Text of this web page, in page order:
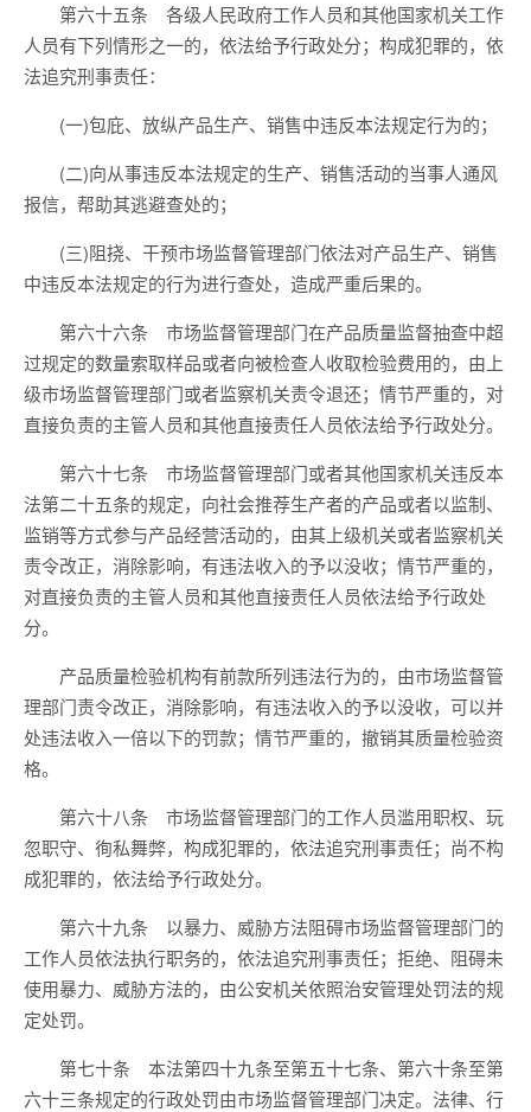
第六十五条 各级人民政府工作人员和其他国家机关工作
人员有下列情形之一的，依法给予行政处分；构成犯罪的，依
法追究刑事责任：
(一)包庇、放纵产品生产、销售中违反本法规定行为的；
(二)向从事违反本法规定的生产、销售活动的当事人通风
报信，帮助其逃避查处的；
(三)阻挠、干预市场监督管理部门依法对产品生产、销售
中违反本法规定的行为进行查处，造成严重后果的。
第六十六条 市场监督管理部门在产品质量监督抽查中超
过规定的数量索取样品或者向被检查人收取检验费用的，由上
级市场监督管理部门或者监察机关责令退还；情节严重的，对
直接负责的主管人员和其他直接责任人员依法给予行政处分。
第六十七条 市场监督管理部门或者其他国家机关违反本
法第二十五条的规定，向社会推荐生产者的产品或者以监制、
监销等方式参与产品经营活动的，由其上级机关或者监察机关
责令改正，消除影响，有违法收入的予以没收；情节严重的，
对直接负责的主管人员和其他直接责任人员依法给予行政处
分。
产品质量检验机构有前款所列违法行为的，由市场监督管
理部门责令改正，消除影响，有违法收入的予以没收，可以并
处违法收入一倍以下的罚款；情节严重的，撤销其质量检验资
格。
第六十八条 市场监督管理部门的工作人员滥用职权、玩
忽职守、徇私舞弊，构成犯罪的，依法追究刑事责任；尚不构
成犯罪的，依法给予行政处分。
第六十九条 以暴力、威胁方法阻碍市场监督管理部门的
工作人员依法执行职务的，依法追究刑事责任；拒绝、阻碍未
使用暴力、威胁方法的，由公安机关依照治安管理处罚法的规
定处罚。
第七十条 本法第四十九条至第五十七条、第六十条至第
六十三条规定的行政处罚由市场监督管理部门决定。法律、行